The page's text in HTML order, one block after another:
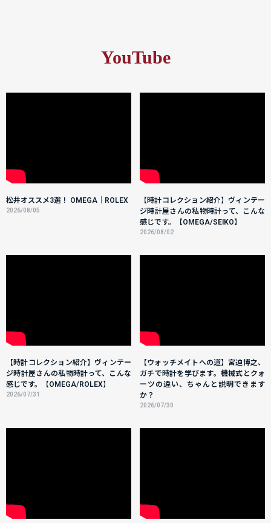
YouTube
松井オススメ3選！ OMEGA｜ROLEX
2026/08/05
【時計コレクション紹介】ヴィンテー
ジ時計屋さんの私物時計って、こんな
感じです。【OMEGA/SEIKO】
2026/08/02
【時計コレクション紹介】ヴィンテー
ジ時計屋さんの私物時計って、こんな
感じです。【OMEGA/ROLEX】
2026/07/31
【ウォッチメイトへの道】宮迫博之、
ガチで時計を学びます。機械式とクォ
ーツの違い、ちゃんと説明できます
か？
2026/07/30